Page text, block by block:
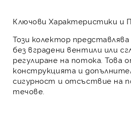
Ключови Характеристики и
Този колектор представлява
без вградени вентили или
регулиране на потока. Това
конструкцията и
сигурност и отсъствие на
течове